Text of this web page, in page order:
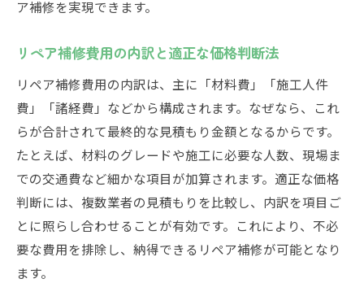
料金比較で見極める補修業者の選択基準
ア補修を実現できます。
リペア補修費用の内訳と適正な価格判断法
リペア補修費用の内訳は、主に「材料費」「施工人件
費」「諸経費」などから構成されます。なぜなら、これ
らが合計されて最終的な見積もり金額となるからです。
たとえば、材料のグレードや施工に必要な人数、現場ま
での交通費など細かな項目が加算されます。適正な価格
判断には、複数業者の見積もりを比較し、内訳を項目ご
とに照らし合わせることが有効です。これにより、不必
要な費用を排除し、納得できるリペア補修が可能となり
ます。